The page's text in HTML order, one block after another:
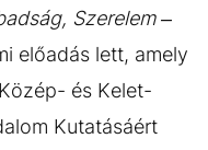
Szerelem –
előadás lett, amely
és Kelet-
Kutatásáért